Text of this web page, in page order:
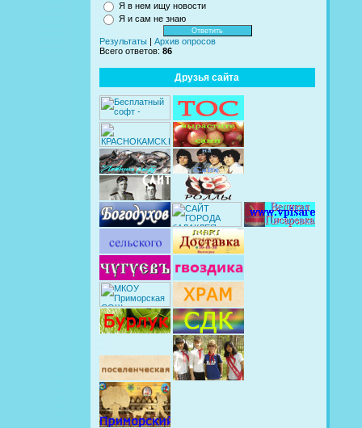
Я в нем ищу новости
Я и сам не знаю
Результаты
Архив опросов
Всего ответов: 86
Друзья сайта